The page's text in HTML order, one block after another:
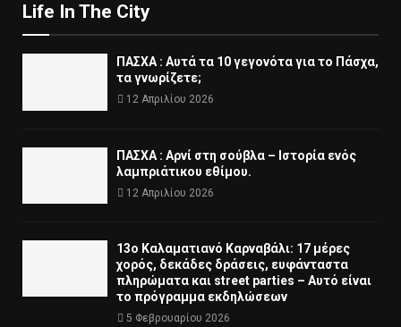
Life In The City
ΠΑΣΧΑ : Αυτά τα 10 γεγονότα για το Πάσχα,
τα γνωρίζετε;
12 Απριλίου 2026
ΠΑΣΧΑ : Αρνί στη σούβλα – Ιστορία ενός
λαμπριάτικου εθίμου.
12 Απριλίου 2026
13ο Καλαματιανό Καρναβάλι: 17 μέρες
χορός, δεκάδες δράσεις, ευφάνταστα
πληρώματα και street parties – Αυτό είναι
το πρόγραμμα εκδηλώσεων
5 Φεβρουαρίου 2026